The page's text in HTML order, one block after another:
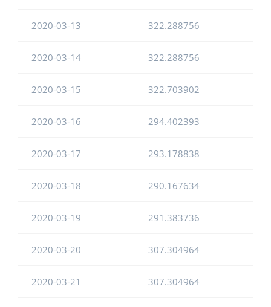
2020-03-13 322.288756
2020-03-14 322.288756
2020-03-15 322.703902
2020-03-16 294.402393
2020-03-17 293.178838
2020-03-18 290.167634
2020-03-19 291.383736
2020-03-20 307.304964
2020-03-21 307.304964